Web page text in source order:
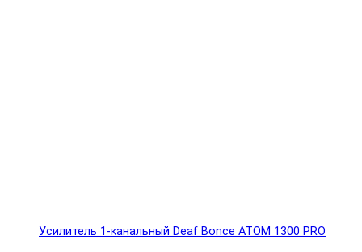
Усилитель 1-канальный Deaf Bonce ATOM 1300 PRO